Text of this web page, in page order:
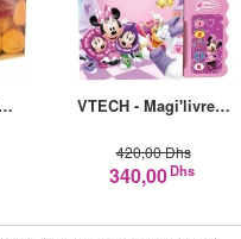
VTECH - Magi'livre…
420,00 Dhs
340,00Dhs